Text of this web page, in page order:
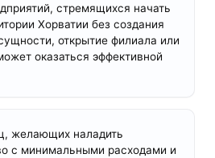
стремящихся начать
Хорватии без создания
открытие филиала или
оказаться эффективной
желающих наладить
с минимальными расходами и